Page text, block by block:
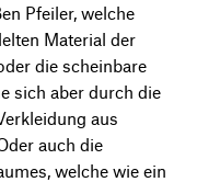
Pfeiler, welche
Material der
die scheinbare
sich aber durch die
aus
auch die
welche wie ein